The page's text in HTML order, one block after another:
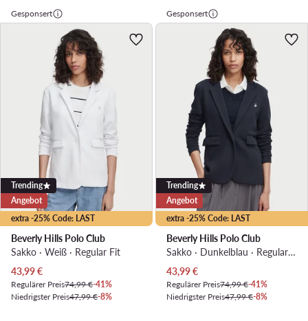
Gesponsert
extra -25% Code: LAST
Trending
Angebot
Beverly Hills Polo Club
Sakko · Weiß · Regular Fit
Aktueller Preis
43,99€
Regulärer Preis74,99 €-41%
Niedrigster Preis47,99 €-8%
Gesponsert
extra -25% Code: LAST
Trending
Angebot
Beverly Hills Polo Club
Sakko · Dunkelblau · Regular Fit
Aktueller Preis
43,99€
Regulärer Preis74,99 €-41%
Niedrigster Preis47,99 €-8%